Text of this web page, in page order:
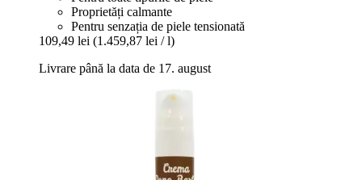
Proprietăți calmante
Pentru senzația de piele tensionată
109,49 lei (1.459,87 lei / l)
Livrare până la data de 17. august